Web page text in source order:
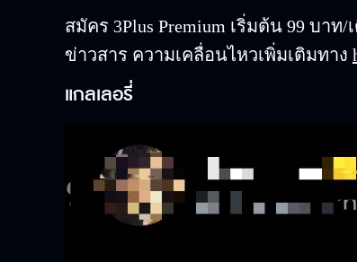
สมัคร 3Plus Premium เริ่มต้น 99 บาท/
ข่าวสาร ความเคลื่อนไหวเพิ่มเติมทาง
แกลเลอรี่